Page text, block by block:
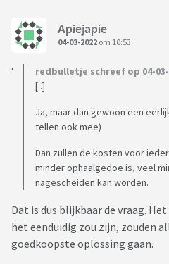
Apiejapie
04-03-2022 om 10:53
redbulletje schreef op 04-03-
[..]
Ja, maar dan gewoon een
tellen ook mee)
Dan zullen de kosten voor
minder ophaalgedoe is, veel
nagescheiden kan worden.
Dat is dus blijkbaar de vraag.
het eenduidig zou zijn, zouden
goedkoopste oplossing gaan.